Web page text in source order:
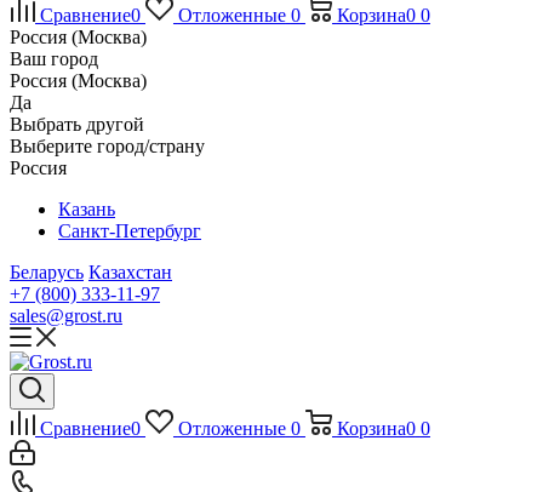
Сравнение0 Отложенные 0 Корзина0 0
Россия (Москва)
Ваш город
Россия (Москва)
Да
Выбрать другой
Выберите город/страну
Россия
Казань
Санкт-Петербург
Беларусь Казахстан
+7 (800) 333-11-97
sales@grost.ru
Сравнение0 Отложенные 0 Корзина0 0